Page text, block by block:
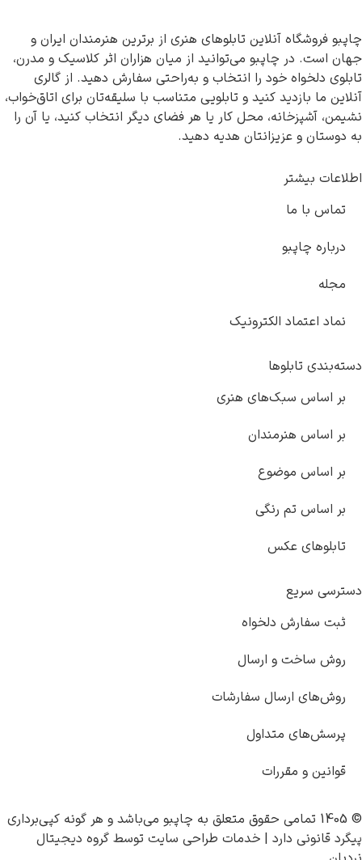
چاپبو فروشگاه آنلاین تابلوهای هنری از برترین هنرمندان ایران و
جهان است. در چاپبو می‌توانید از میان هزاران اثر کلاسیک و مدرن،
تابلوی دلخواه خود را انتخاب و به‌راحتی سفارش دهید. از گالری
آنلاین ما بازدید کنید و تابلویی متناسب با سلیقه‌تان برای اتاق‌خواب،
نشیمن، آشپزخانه، محل کار یا هر فضای دیگر انتخاب کنید، یا آن را
به دوستان و عزیزانتان هدیه دهید.
اطلاعات بیشتر
تماس با ما
درباره چاپبو
مجله
نماد اعتماد الکترونیک
دسته‌بندی تابلوها
بر اساس سبک‌های هنری
بر اساس هنرمندان
بر اساس موضوع
بر اساس تم رنگی
تابلوهای عکس
دسترسی سریع
ثبت سفارش دلخواه
روش ساخت و ارسال
روش‌های ارسال سفارشات
پرسش‌های متداول
قوانین و مقررات
© 1405 تمامی حقوق متعلق به چاپبو می‌باشد و هر گونه کپی‌برداری
پیگرد قانونی دارد | خدمات طراحی سایت توسط گروه دیجیتال